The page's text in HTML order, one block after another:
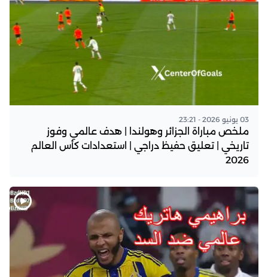
03 يونيو 2026 - 23:21
ملخص مباراة الجزائر وهولندا | هدف عالمي وفوز
تاريخي | تعليق حفيظ دراجي | استعدادات كأس العالم
2026